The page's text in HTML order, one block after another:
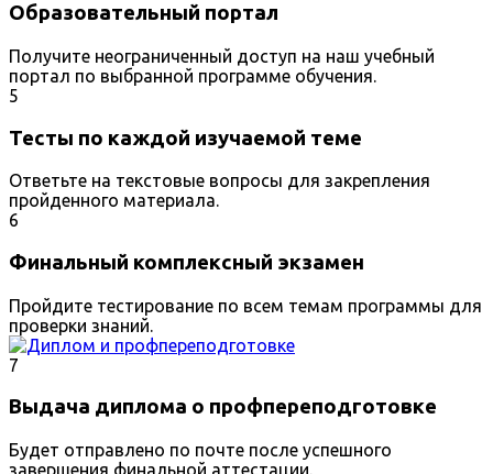
Образовательный портал
Получите неограниченный доступ на наш учебный
портал по выбранной программе обучения.
5
Тесты по каждой изучаемой теме
Ответьте на текстовые вопросы для закрепления
пройденного материала.
6
Финальный комплексный экзамен
Пройдите тестирование по всем темам программы для
проверки знаний.
7
Выдача диплома о профпереподготовке
Будет отправлено по почте после успешного
завершения финальной аттестации.